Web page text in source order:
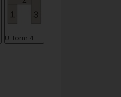
U-form 4